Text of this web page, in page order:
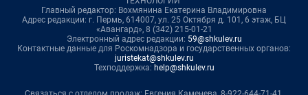
Главный редактор: Вохмянина Екатерина Владимировна
Адрес редакции: г. Пермь, 614007, ул. 25 Октября д. 101, 6 этаж, БЦ
«Авангард», 8 (342) 215-01-21
Электронный адрес редакции: 59@shkulev.ru
Контактные данные для Роскомнадзора и государственных органов:
juristekat@shkulev.ru
Техподдержка: help@shkulev.ru